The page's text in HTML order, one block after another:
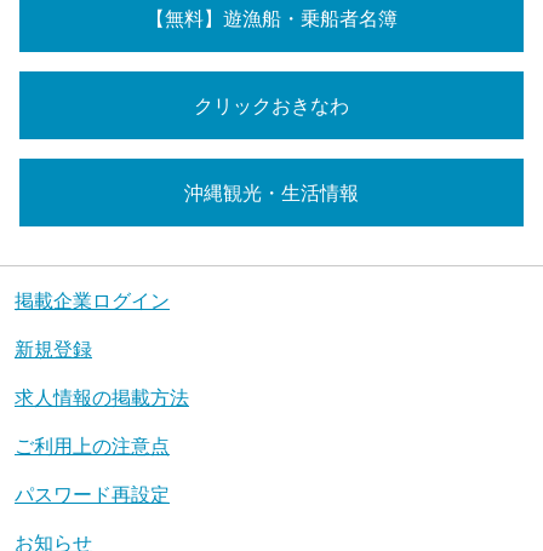
【無料】遊漁船・乗船者名簿
クリックおきなわ
沖縄観光・生活情報
掲載企業ログイン
新規登録
求人情報の掲載方法
ご利用上の注意点
パスワード再設定
お知らせ